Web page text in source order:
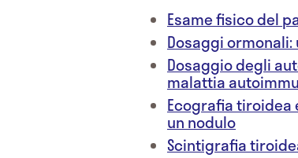
Esame fisico del
Dosaggi
Dosaggio degli
malattia
Ecografia tiroidea
un nodulo
Scintigrafia